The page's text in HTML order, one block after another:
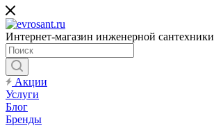
Интернет-магазин инженерной сантехники
Акции
Услуги
Блог
Бренды